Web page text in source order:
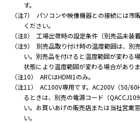
液晶
パネ
ル
（標
準
値）
（注
6）
コン
トラ
スト
比
（標
1,200:1
す。
（注7）
パソコンや映像機器との接続には市
ください。
（注8）
工場出荷時の設定条件（別売品未装着
（注9）
別売品取り付け時の温度範囲は、別
い。別売品を付けると温度範囲が変わる
状態により温度範囲が変わる場合がありま
（注10）
ARCはHDMI1のみ。
（注11）
AC100V専用です。AC200V（50/
るときは、別売の電源コード（
い。お買いあげの販売店または当社営業
い。